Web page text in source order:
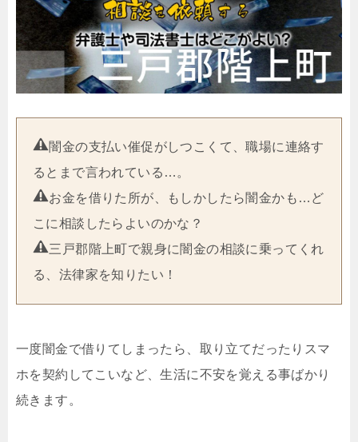
闇金の支払い催促がしつこくて、職場に連絡す
るとまで言われている…。
お金を借りた所が、もしかしたら闇金かも…ど
こに相談したらよいのかな？
三戸郡階上町で親身に闇金の相談に乗ってくれ
る、法律家を知りたい！
一度闇金で借りてしまったら、取り立てだったりスマ
ホを契約してこいなど、生活に不安を覚える事ばかり
続きます。